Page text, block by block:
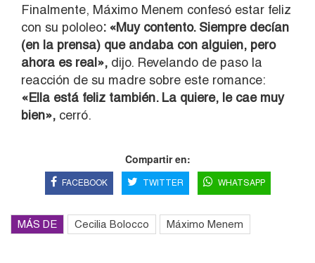
Finalmente, Máximo Menem confesó estar feliz
con su pololeo: «Muy contento. Siempre decían
(en la prensa) que andaba con alguien, pero
ahora es real», dijo. Revelando de paso la
reacción de su madre sobre este romance:
«Ella está feliz también. La quiere, le cae muy
bien», cerró.
Compartir en:
FACEBOOK TWITTER WHATSAPP
MÁS DE Cecilia Bolocco Máximo Menem